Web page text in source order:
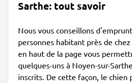
Sarthe: tout savoir
Nous vous conseillons
personnes habitant près de
en haut de la page vous
quelques-uns à Noyen-sur-
inscrits. De cette façon, le chien